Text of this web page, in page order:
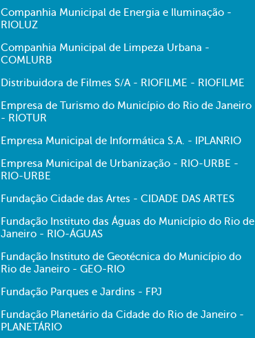
Companhia Municipal de Energia e Iluminação -
RIOLUZ
Companhia Municipal de Limpeza Urbana -
COMLURB
Distribuidora de Filmes S/A - RIOFILME - RIOFILME
Empresa de Turismo do Município do Rio de Janeiro
- RIOTUR
Empresa Municipal de Informática S.A. - IPLANRIO
Empresa Municipal de Urbanização - RIO-URBE -
RIO-URBE
Fundação Cidade das Artes - CIDADE DAS ARTES
Fundação Instituto das Águas do Município do Rio de
Janeiro - RIO-ÁGUAS
Fundação Instituto de Geotécnica do Município do
Rio de Janeiro - GEO-RIO
Fundação Parques e Jardins - FPJ
Fundação Planetário da Cidade do Rio de Janeiro -
PLANETÁRIO